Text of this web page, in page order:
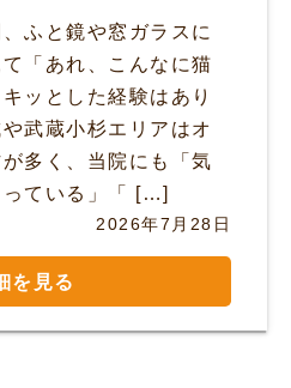
ふと鏡や窓ガラスに
「あれ、こんなに猫
ッとした経験はあり
武蔵小杉エリアはオ
多く、当院にも「気
っている」「 […]
2026年7月28日
を見る